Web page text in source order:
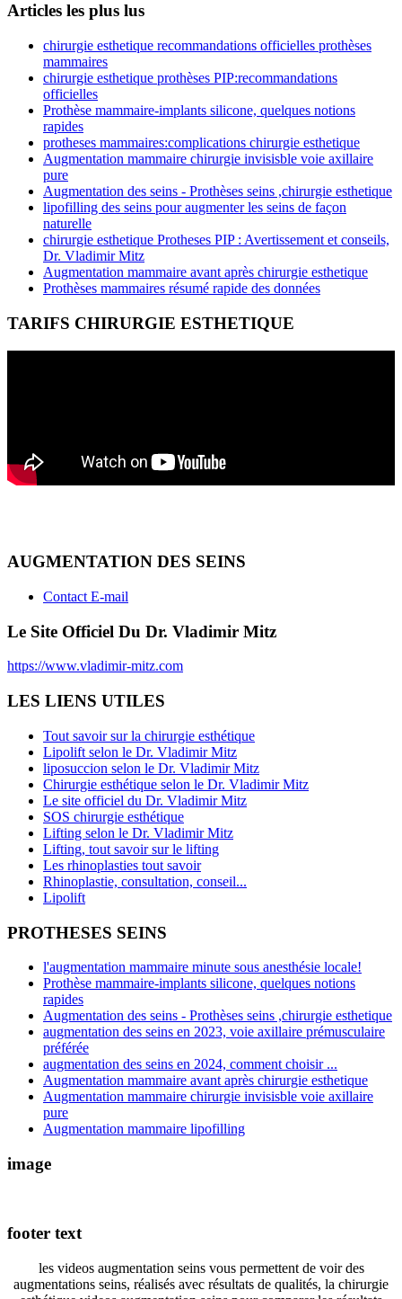
Articles les plus lus
chirurgie esthetique recommandations officielles prothèses
mammaires
chirurgie esthetique prothèses PIP:recommandations
officielles
Prothèse mammaire-implants silicone, quelques notions
rapides
protheses mammaires:complications chirurgie esthetique
Augmentation mammaire chirurgie invisisble voie axillaire
pure
Augmentation des seins - Prothèses seins ,chirurgie esthetique
lipofilling des seins pour augmenter les seins de façon
naturelle
chirurgie esthetique Protheses PIP : Avertissement et conseils,
Dr. Vladimir Mitz
Augmentation mammaire avant après chirurgie esthetique
Prothèses mammaires résumé rapide des données
TARIFS CHIRURGIE ESTHETIQUE
AUGMENTATION DES SEINS
Contact E-mail
Le Site Officiel Du Dr. Vladimir Mitz
https://www.vladimir-mitz.com
LES LIENS UTILES
Tout savoir sur la chirurgie esthétique
Lipolift selon le Dr. Vladimir Mitz
liposuccion selon le Dr. Vladimir Mitz
Chirurgie esthétique selon le Dr. Vladimir Mitz
Le site officiel du Dr. Vladimir Mitz
SOS chirurgie esthétique
Lifting selon le Dr. Vladimir Mitz
Lifting, tout savoir sur le lifting
Les rhinoplasties tout savoir
Rhinoplastie, consultation, conseil...
Lipolift
PROTHESES SEINS
l'augmentation mammaire minute sous anesthésie locale!
Prothèse mammaire-implants silicone, quelques notions
rapides
Augmentation des seins - Prothèses seins ,chirurgie esthetique
augmentation des seins en 2023, voie axillaire prémusculaire
préférée
augmentation des seins en 2024, comment choisir ...
Augmentation mammaire avant après chirurgie esthetique
Augmentation mammaire chirurgie invisisble voie axillaire
pure
Augmentation mammaire lipofilling
image
footer text
les videos augmentation seins vous permettent de voir des
augmentations seins, réalisés avec résultats de qualités, la chirurgie